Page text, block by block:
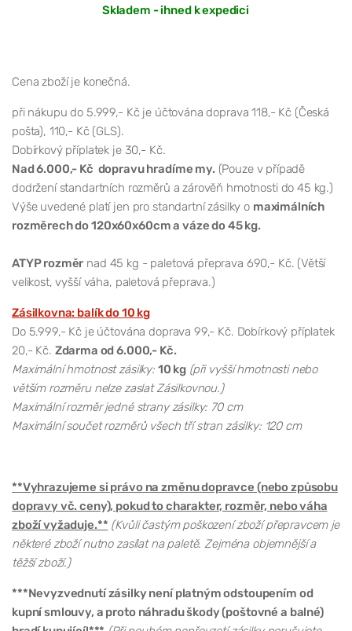
Skladem - ihned k expedici
Cena zboží je konečná.
při nákupu do 5.999,- Kč je účtována doprava 118,- Kč (Česká
pošta), 110,- Kč (GLS).
Dobírkový příplatek je 30,- Kč.
Nad 6.000,- Kč dopravu hradíme my. (Pouze v případě
dodržení standartních rozměrů a zárověň hmotnosti do 45 kg.)
Výše uvedené platí jen pro standartní zásilky o maximálních
rozměrech do 120x60x60cm a váze do 45 kg.
ATYP rozměr nad 45 kg - paletová přeprava 690,- Kč. (Větší
velikost, vyšší váha, paletová přeprava.)
Zásilkovna: balík do 10 kg
Do 5.999,- Kč je účtována doprava 99,- Kč. Dobírkový příplatek
20,- Kč. Zdarma od 6.000,- Kč.
Maximální hmotnost zásilky: 10 kg (při vyšší hmotnosti nebo
větším rozměru nelze zaslat Zásilkovnou.)
Maximální rozměr jedné strany zásilky: 70 cm
Maximální součet rozměrů všech tří stran zásilky: 120 cm
**Vyhrazujeme si právo na změnu dopravce (nebo způsobu
dopravy vč. ceny), pokud to charakter, rozměr, nebo váha
zboží vyžaduje.** (Kvůli častým poškození zboží přepravcem je
některé zboží nutno zasílat na paletě. Zejména objemnější a
těžší zboží.)
***Nevyzvednutí zásilky není platným odstoupením od
kupní smlouvy, a proto náhradu škody (poštovné a balné)